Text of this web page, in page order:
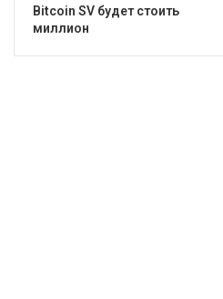
Bitcoin SV будет стоить
миллион